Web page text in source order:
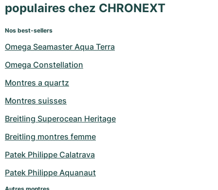
populaires chez CHRONEXT
Nos best-sellers
Omega Seamaster Aqua Terra
Omega Constellation
Montres a quartz
Montres suisses
Breitling Superocean Heritage
Breitling montres femme
Patek Philippe Calatrava
Patek Philippe Aquanaut